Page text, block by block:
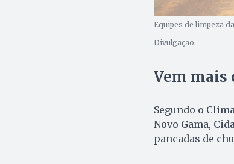
Equipes de limpeza
Divulgação
Vem mais
Segundo o
Novo Gama,
pancadas de